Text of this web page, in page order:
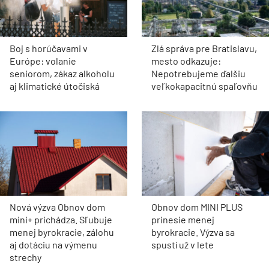
Boj s horúčavami v
Európe: volanie
seniorom, zákaz alkoholu
aj klimatické útočiská
Zlá správa pre Bratislavu,
mesto odkazuje:
Nepotrebujeme ďalšiu
veľkokapacitnú spaľovňu
Nová výzva Obnov dom
mini+ prichádza. Sľubuje
menej byrokracie, zálohu
aj dotáciu na výmenu
strechy
Obnov dom MINI PLUS
prinesie menej
byrokracie. Výzva sa
spustí už v lete